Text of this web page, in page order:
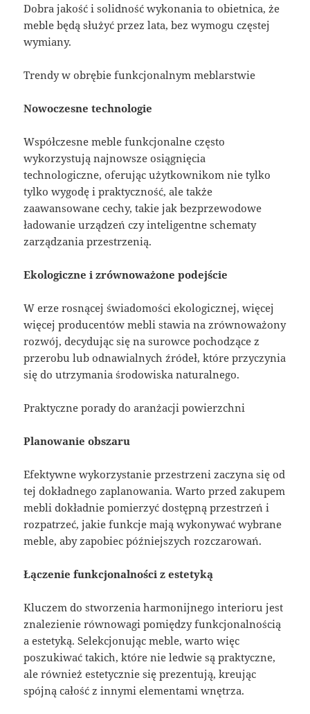
Dobra jakość i solidność wykonania to obietnica, że
meble będą służyć przez lata, bez wymogu częstej
wymiany.
Trendy w obrębie funkcjonalnym meblarstwie
Nowoczesne technologie
Współczesne meble funkcjonalne często
wykorzystują najnowsze osiągnięcia
technologiczne, oferując użytkownikom nie tylko
tylko wygodę i praktyczność, ale także
zaawansowane cechy, takie jak bezprzewodowe
ładowanie urządzeń czy inteligentne schematy
zarządzania przestrzenią.
Ekologiczne i zrównoważone podejście
W erze rosnącej świadomości ekologicznej, więcej
więcej producentów mebli stawia na zrównoważony
rozwój, decydując się na surowce pochodzące z
przerobu lub odnawialnych źródeł, które przyczynia
się do utrzymania środowiska naturalnego.
Praktyczne porady do aranżacji powierzchni
Planowanie obszaru
Efektywne wykorzystanie przestrzeni zaczyna się od
tej dokładnego zaplanowania. Warto przed zakupem
mebli dokładnie pomierzyć dostępną przestrzeń i
rozpatrzeć, jakie funkcje mają wykonywać wybrane
meble, aby zapobiec późniejszych rozczarowań.
Łączenie funkcjonalności z estetyką
Kluczem do stworzenia harmonijnego interioru jest
znalezienie równowagi pomiędzy funkcjonalnością
a estetyką. Selekcjonując meble, warto więc
poszukiwać takich, które nie ledwie są praktyczne,
ale również estetycznie się prezentują, kreując
spójną całość z innymi elementami wnętrza.